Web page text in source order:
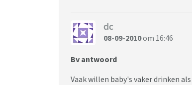
dc
08-09-2010om 16:46
Bv antwoord
Vaak willen baby's vaker drinken